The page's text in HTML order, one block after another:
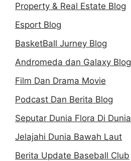
Property & Real Estate Blog
Esport Blog
BasketBall Jurney Blog
Andromeda dan Galaxy Blog
Film Dan Drama Movie
Podcast Dan Berita Blog
Seputar Dunia Flora Di Dunia
Jelajahi Dunia Bawah Laut
Berita Update Baseball Club